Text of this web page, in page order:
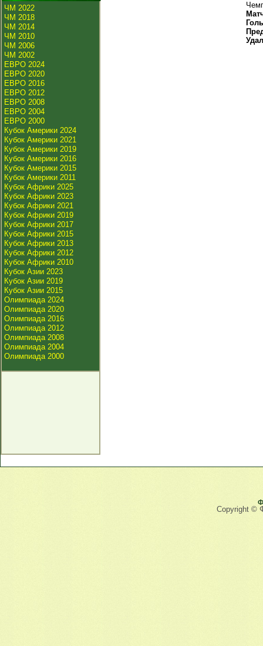
ЧМ 2022
ЧМ 2018
ЧМ 2014
ЧМ 2010
ЧМ 2006
ЧМ 2002
ЕВРО 2024
ЕВРО 2020
ЕВРО 2016
ЕВРО 2012
ЕВРО 2008
ЕВРО 2004
ЕВРО 2000
Кубок Америки 2024
Кубок Америки 2021
Кубок Америки 2019
Кубок Америки 2016
Кубок Америки 2015
Кубок Америки 2011
Кубок Африки 2025
Кубок Африки 2023
Кубок Африки 2021
Кубок Африки 2019
Кубок Африки 2017
Кубок Африки 2015
Кубок Африки 2013
Кубок Африки 2012
Кубок Африки 2010
Кубок Азии 2023
Кубок Азии 2019
Кубок Азии 2015
Олимпиада 2024
Олимпиада 2020
Олимпиада 2016
Олимпиада 2012
Олимпиада 2008
Олимпиада 2004
Олимпиада 2000
Copyright ©